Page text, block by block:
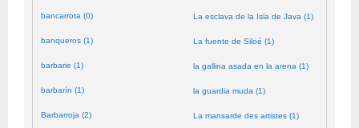
bancarrota (0)
banqueros (1)
barbarie (1)
barbarín (1)
Barbarroja (2)
La esclava de la Isla de Java (1)
La fuente de Siloé (1)
la gallina asada en la arena (1)
la guardia muda (1)
La mansarde des artistes (1)